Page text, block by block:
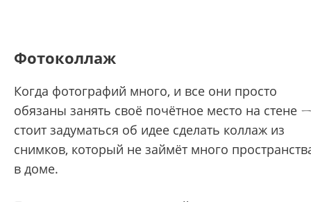
Фотоколлаж
Когда фотографий много, и все они просто
обязаны занять своё почётное место на стене
стоит задуматься об идее сделать коллаж из
снимков, который не займёт много
в доме.